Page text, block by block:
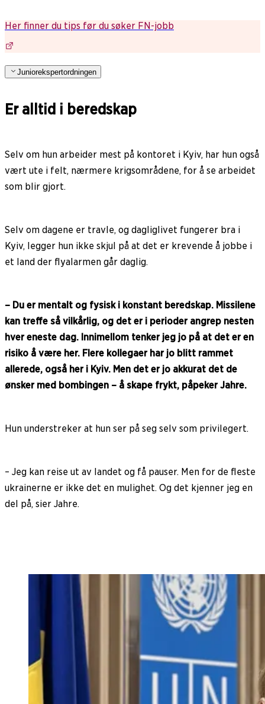
Her finner du tips før du søker FN-jobb
Juniorekspertordningen
Er alltid i beredskap
Selv om hun arbeider mest på kontoret i Kyiv, har hun også
vært ute i felt, nærmere krigsområdene, for å se arbeidet
som blir gjort.
Selv om dagene er travle, og dagliglivet fungerer bra i
Kyiv, legger hun ikke skjul på at det er krevende å jobbe i
et land der flyalarmen går daglig.
– Du er mentalt og fysisk i konstant beredskap. Missilene
kan treffe så vilkårlig, og det er i perioder angrep nesten
hver eneste dag. Innimellom tenker jeg jo på at det er en
risiko å være her. Flere kollegaer har jo blitt rammet
allerede, også her i Kyiv. Men det er jo akkurat det de
ønsker med bombingen – å skape frykt, påpeker Jahre.
Hun understreker at hun ser på seg selv som privilegert.
– Jeg kan reise ut av landet og få pauser. Men for de fleste
ukrainerne er ikke det en mulighet. Og det kjenner jeg en
del på, sier Jahre.